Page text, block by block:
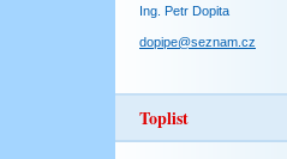
Ing. Petr Dopita
dopipe@seznam.cz
Toplist